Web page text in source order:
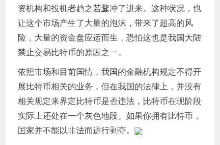
资机构和投机者趋之若鹜冲了进来。这种状况，也
让这个市场产生了大量的泡沫，带来了超高的风
险，大量的资金盘应运而生，恐怕这也是我国大陆
禁止交易比特币的原因之一。
依照市场和目前国情，我国的金融机构规定不得开
展比特币相关的业务，但在我国的法律上，并没有
相关规定来界定比特币是否违法，比特币在现阶段
实际上还处在一个灰色地段。如果你拥有比特币，
国家并不能以非法而进行剥夺。